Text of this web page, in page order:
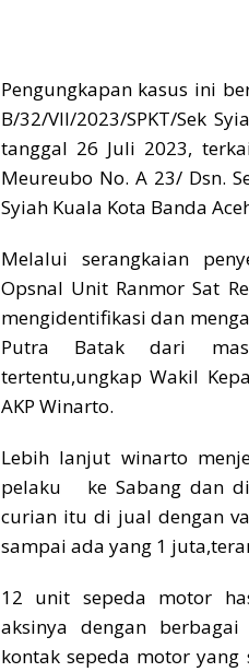
Pengungkapan kasus ini
B/32/VII/2023/SPKT/Sek
tanggal 26 Juli 2023,
Meureubo No. A 23/ Dsn.
Syiah Kuala Kota Banda
Melalui serangkaian
Opsnal Unit Ranmor Sat
mengidentifikasi dan
Putra Batak dari
tertentu,ungkap Wakil
AKP Winarto.
Lebih lanjut winarto
pelaku ke Sabang dan
curian itu di jual dengan
sampai ada yang 1
12 unit sepeda motor
aksinya dengan
kontak sepeda motor yang